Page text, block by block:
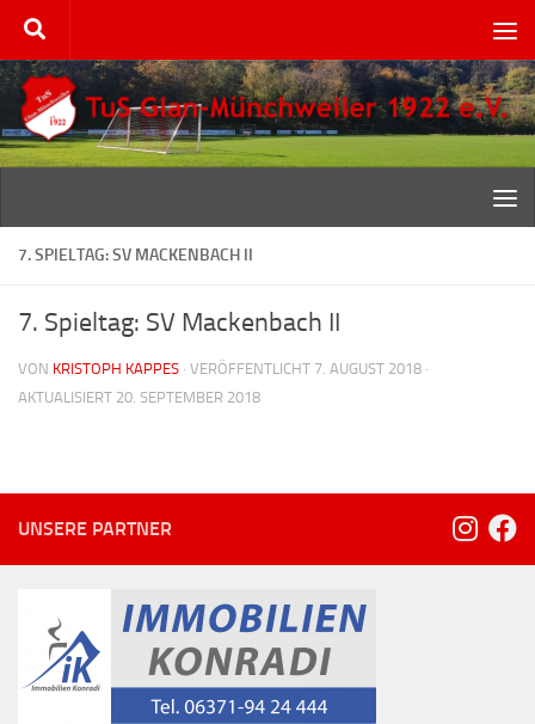
Zum Inhalt springen
7. SPIELTAG: SV MACKENBACH II
7. Spieltag: SV Mackenbach II
VON KRISTOPH KAPPES · VERÖFFENTLICHT 7. AUGUST 2018 ·
AKTUALISIERT 20. SEPTEMBER 2018
UNSERE PARTNER